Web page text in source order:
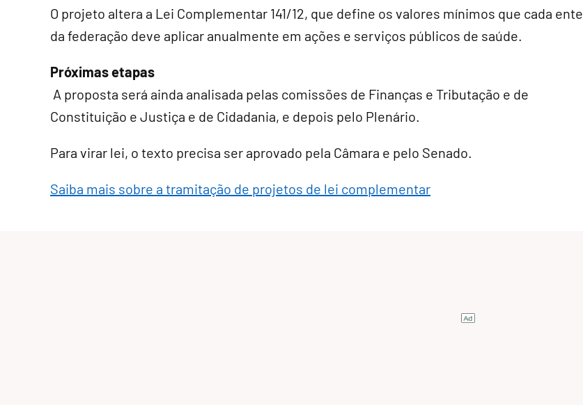
O projeto altera a Lei Complementar 141/12, que define os valores mínimos que cada ente
da federação deve aplicar anualmente em ações e serviços públicos de saúde.
Próximas etapas
A proposta será ainda analisada pelas comissões de Finanças e Tributação e de
Constituição e Justiça e de Cidadania, e depois pelo Plenário.
Para virar lei, o texto precisa ser aprovado pela Câmara e pelo Senado.
Saiba mais sobre a tramitação de projetos de lei complementar